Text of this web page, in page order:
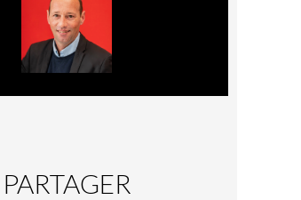
PARTAGER